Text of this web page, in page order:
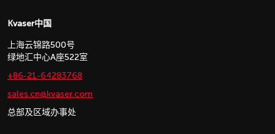
Kvaser中国
上海云锦路500号
绿地汇中心A座522室
+86-21-64283768
sales.cn@kvaser.com
总部及区域办事处